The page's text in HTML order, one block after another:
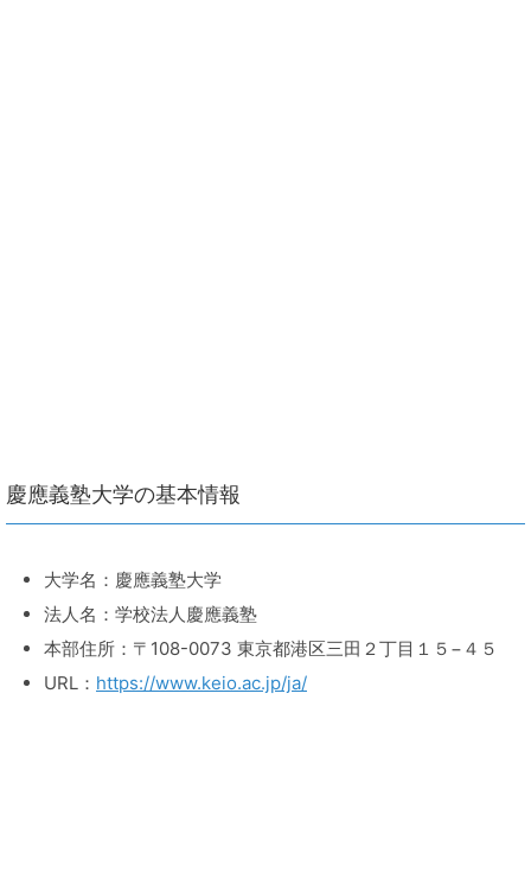
慶應義塾大学の基本情報
大学名：慶應義塾大学
法人名：学校法人慶應義塾
本部住所：〒108-0073 東京都港区三田２丁目１５−４５
URL： https://www.keio.ac.jp/ja/